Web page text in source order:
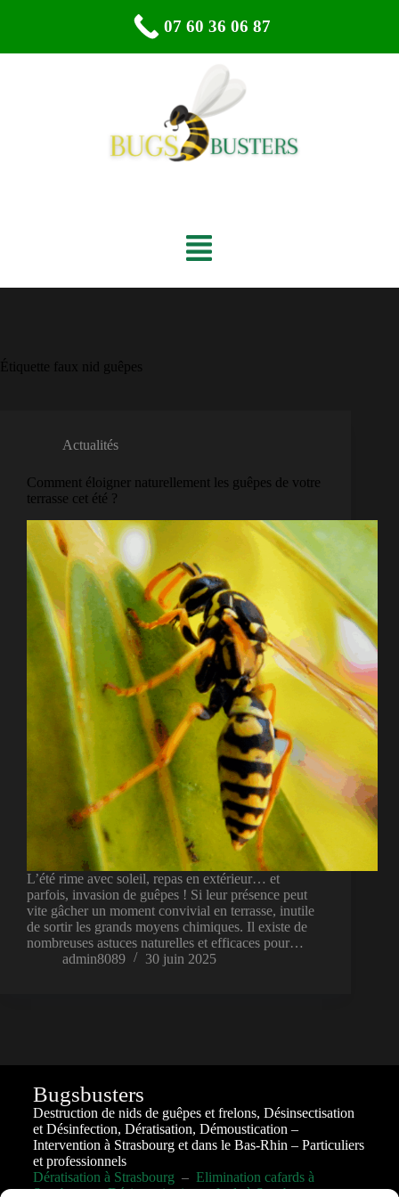
Étiquette faux nid guêpes
Actualités
Comment éloigner naturellement les guêpes de votre
terrasse cet été ?
L’été rime avec soleil, repas en extérieur… et
parfois, invasion de guêpes ! Si leur présence peut
vite gâcher un moment convivial en terrasse, inutile
de sortir les grands moyens chimiques. Il existe de
nombreuses astuces naturelles et efficaces pour…
admin8089
30 juin 2025
Bugsbusters
Destruction de nids de guêpes et frelons, Désinsectisation
et Désinfection, Dératisation, Démoustication –
Intervention à Strasbourg et dans le Bas-Rhin – Particuliers
et professionnels
Dératisation à Strasbourg – Elimination cafards à
Strasbourg–Désinsectisation cafards à Strasbourg
07 60 36 06 87